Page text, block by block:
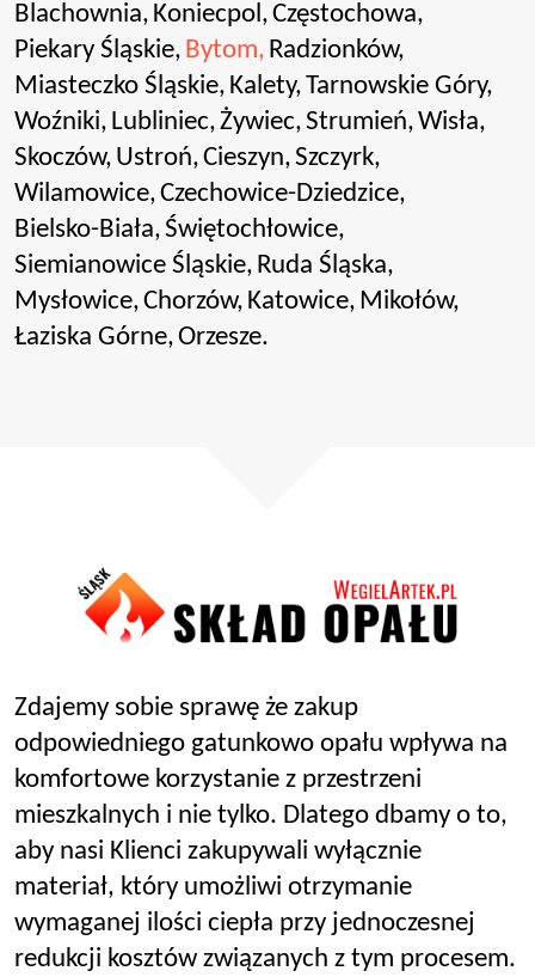
Blachownia, Koniecpol,Częstochowa,
Piekary Śląskie, Bytom, Radzionków,
Miasteczko Śląskie, Kalety,Tarnowskie Góry,
Woźniki, Lubliniec,Żywiec,Strumień,Wisła,
Skoczów, Ustroń,Cieszyn,Szczyrk,
Wilamowice,Czechowice-Dziedzice,
Bielsko-Biała,Świętochłowice,
Siemianowice Śląskie, Ruda Śląska,
Mysłowice,Chorzów, Katowice, Mikołów,
Łaziska Górne,Orzesze.
Zdajemy sobie sprawę że zakup
odpowiedniego gatunkowo opału wpływa na
komfortowe korzystanie z przestrzeni
mieszkalnych i nie tylko. Dlatego dbamy o to,
aby nasi Klienci zakupywali wyłącznie
materiał, który umożliwi otrzymanie
wymaganej ilości ciepła przy jednoczesnej
redukcji kosztów związanych z tym procesem.